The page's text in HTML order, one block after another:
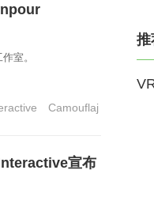
室。
Camouflaj
宣布
推